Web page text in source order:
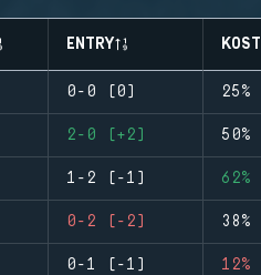
ENTRY KOST
0-0 (0) 25%
2-0 (+2) 50%
1-2 (-1) 62%
0-2 (-2) 38%
0-1 (-1) 12%